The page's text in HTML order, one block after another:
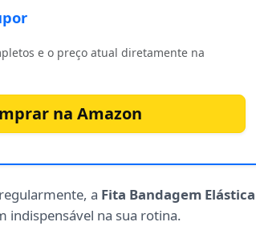
e o preço atual diretamente na
na Amazon
a Fita Bandagem Elástica
indispensável na sua rotina.